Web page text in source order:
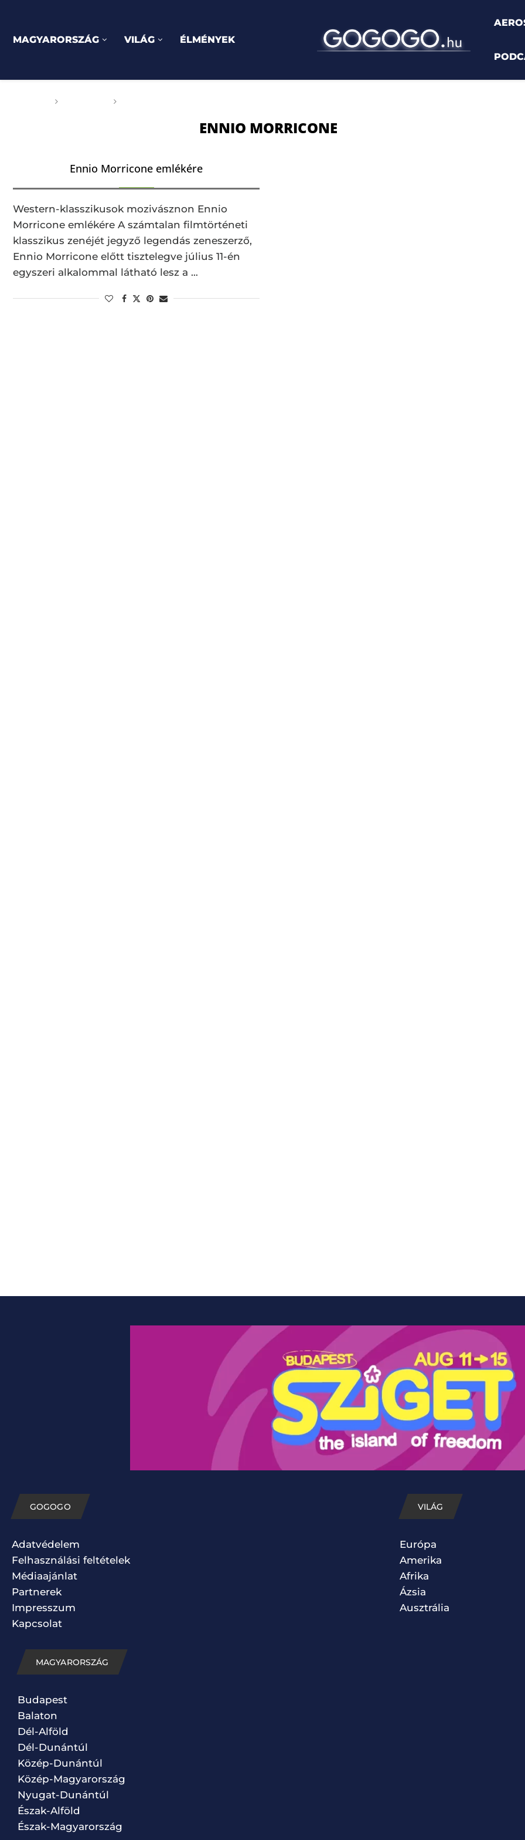
MAGYARORSZÁG VILÁG ÉLMÉNYEK
ENNIO MORRICONE
Ennio Morricone emlékére
Western-klasszikusok mozivásznon Ennio
Morricone emlékére A számtalan filmtörténeti
klasszikus zenéjét jegyző legendás zeneszerző,
Ennio Morricone előtt tisztelegve július 11-én
egyszeri alkalommal látható lesz a …
GOGOGO
Adatvédelem
Felhasználási feltételek
Médiaajánlat
Partnerek
Impresszum
Kapcsolat
MAGYARORSZÁG
Budapest
Balaton
Dél-Alföld
Dél-Dunántúl
Közép-Dunántúl
Közép-Magyarország
Nyugat-Dunántúl
Észak-Alföld
Észak-Magyarország
VILÁG
Európa
Amerika
Afrika
Ázsia
Ausztrália